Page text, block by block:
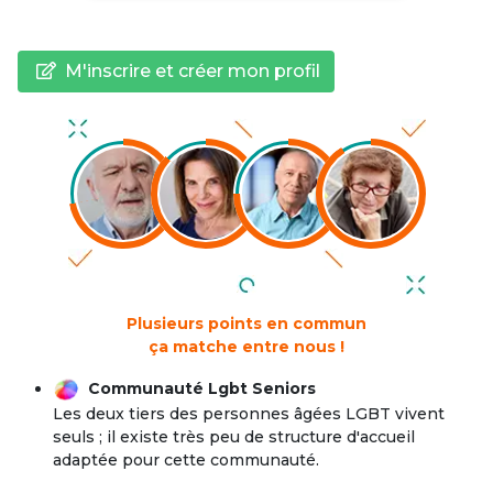
M'inscrire et créer mon profil
Plusieurs points en commun
ça matche entre nous !
Communauté Lgbt Seniors
Les deux tiers des personnes âgées LGBT vivent
seuls ; il existe très peu de structure d'accueil
adaptée pour cette communauté.